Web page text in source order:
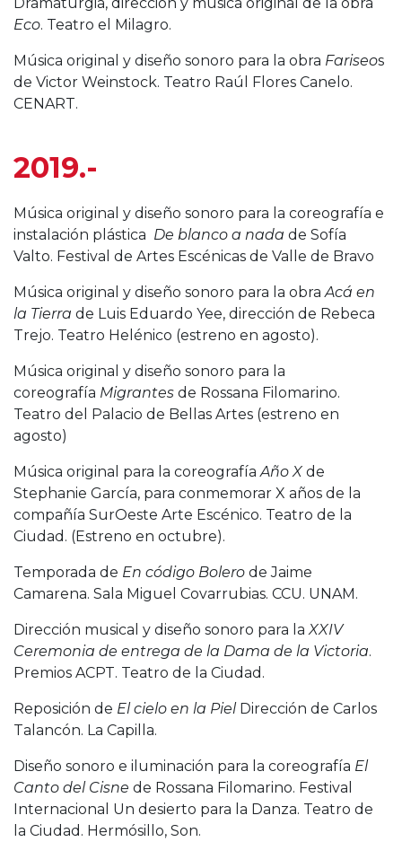
Eco. Teatro el Milagro.
Música original y diseño sonoro para la obra Fariseos
de Victor Weinstock. Teatro Raúl Flores Canelo.
CENART.
2019.-
Música original y diseño sonoro para la coreografía e
instalación plástica De blanco a nada de Sofía
Valto. Festival de Artes Escénicas de Valle de Bravo
Música original y diseño sonoro para la obraAcá en
la Tierra de Luis Eduardo Yee, dirección de Rebeca
Trejo. Teatro Helénico (estreno en agosto).
Música original y diseño sonoro para la
coreografía Migrantes de Rossana Filomarino.
Teatro del Palacio de Bellas Artes (estreno en
agosto)
Música original para la coreografíaAño X de
Stephanie García, para conmemorar X años de la
compañía SurOeste Arte Escénico. Teatro de la
Ciudad. (Estreno en octubre).
Temporada de En código Bolero de Jaime
Camarena. Sala Miguel Covarrubias. CCU. UNAM.
Dirección musical y diseño sonoro para laXXIV
Ceremonia de entrega de la Dama de la Victoria.
Premios ACPT. Teatro de la Ciudad.
Reposición de El cielo en la PielDirección de Carlos
Talancón. La Capilla.
Diseño sonoro e iluminación para la coreografía El
Canto del Cisne de Rossana Filomarino. Festival
Internacional Un desierto para la Danza. Teatro de
la Ciudad. Hermósillo, Son.